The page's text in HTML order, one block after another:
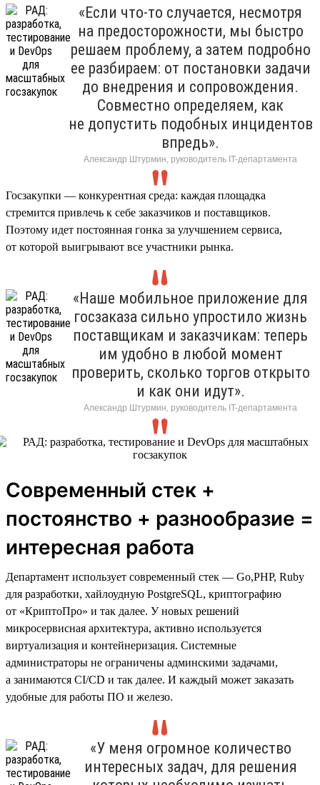
«Если что-то случается, несмотря
на предосторожности, мы быстро
решаем проблему, а затем подробно
ее разбираем: от постановки задачи
до внедрения и сопровождения.
Совместно определяем, как
не допустить подобных инцидентов
впредь».
Александр Штурмин, руководитель IT-департамента
Госзакупки — конкурентная среда: каждая площадка
стремится привлечь к себе заказчиков и поставщиков.
Поэтому идет постоянная гонка за улучшением сервиса,
от которой выигрывают все участники рынка.
«Наше мобильное приложение для
госзаказа сильно упростило жизнь
поставщикам и заказчикам: теперь
им удобно в любой момент
проверить, сколько торгов открыто
и как они идут».
Александр Штурмин, руководитель IT-департамента
Современный стек +
постоянство + разнообразие =
интересная работа
Департамент использует современный стек — Go,PHP, Ruby
для разработки, хайлоудную PostgreSQL, криптографию
от «КриптоПро» и так далее. У новых решений
микросервисная архитектура, активно используется
виртуализация и контейнеризация. Системные
администраторы не ограничены админскими задачами,
а занимаются CI/CD и так далее. И каждый может заказать
удобные для работы ПО и железо.
«У меня огромное количество
интересных задач, для решения